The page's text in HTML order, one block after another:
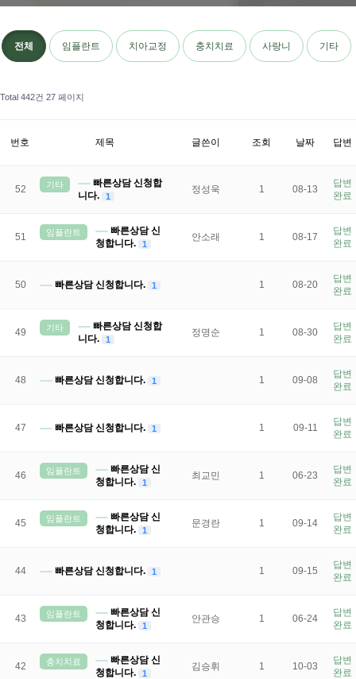
전체 임플란트 치아교정 충치치료 사랑니 기타
Total 442건 27 페이지
번호 제목 글쓴이 조회 날짜 답변
52 기타
빠른상담 신청합
니다.
1
정성욱 1 08-13
답변
완료
51 임플란트
빠른상담 신
청합니다.
1
안소래 1 08-17
답변
완료
50 빠른상담 신청합니다. 1 1 08-20
답변
완료
49 기타
빠른상담 신청합
니다.
1
정명순 1 08-30
답변
완료
48 빠른상담 신청합니다. 1 1 09-08
답변
완료
47 빠른상담 신청합니다. 1 1 09-11
답변
완료
46 임플란트
빠른상담 신
청합니다.
1
최교민 1 06-23
답변
완료
45 임플란트
빠른상담 신
청합니다.
1
문경란 1 09-14
답변
완료
44 빠른상담 신청합니다. 1 1 09-15
답변
완료
43 임플란트
빠른상담 신
청합니다.
1
안관승 1 06-24
답변
완료
42 충치치료
빠른상담 신
청합니다.
1
김승휘 1 10-03
답변
완료